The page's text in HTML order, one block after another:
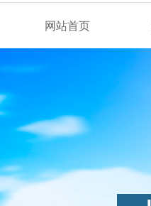
网站首页